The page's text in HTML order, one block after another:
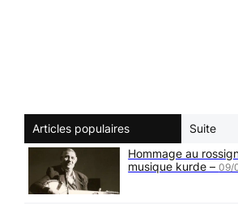
Articles populaires
Suite
Hommage au
musique kurde –09/